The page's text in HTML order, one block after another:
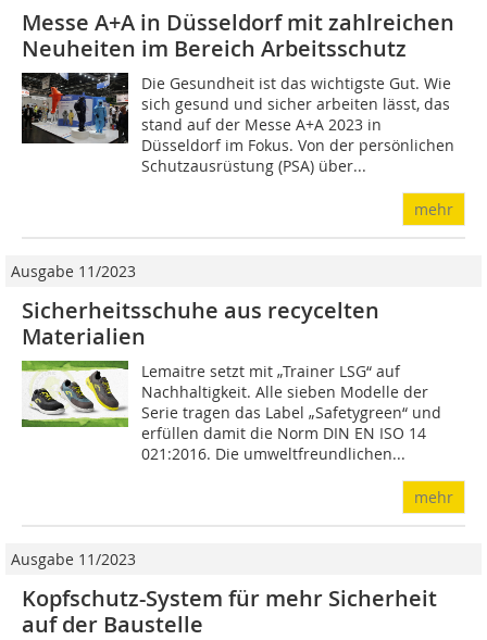
Messe A+A in Düsseldorf mit zahlreichen
Neuheiten im Bereich Arbeitsschutz
Die Gesundheit ist das wichtigste Gut. Wie
sich gesund und sicher arbeiten lässt, das
stand auf der Messe A+A 2023 in
Düsseldorf im Fokus. Von der persönlichen
Schutzausrüstung (PSA) über...
mehr
Ausgabe 11/2023
Sicherheitsschuhe aus recycelten
Materialien
Lemaitre setzt mit „Trainer LSG“ auf
Nachhaltigkeit. Alle sieben Modelle der
Serie tragen das Label „Safetygreen“ und
erfüllen damit die Norm DIN EN ISO 14
021:2016. Die umweltfreundlichen...
mehr
Ausgabe 11/2023
Kopfschutz-System für mehr Sicherheit
auf der Baustelle